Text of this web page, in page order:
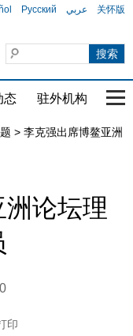
Русский عربي 关怀版
态 驻外机构 国
> 李克强出席博鳌亚洲
论坛理
印